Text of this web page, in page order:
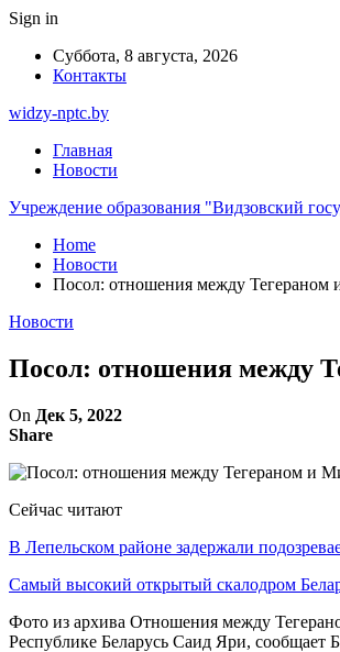
Sign in
Суббота, 8 августа, 2026
Контакты
widzy-nptc.by
Главная
Новости
Учреждение образования "Видзовский
Home
Новости
Посол: отношения между Тегераном
Новости
Посол: отношения между
On Дек 5, 2022
Share
Сейчас читают
В Лепельском районе задержали
Самый высокий открытый скалодром
Фото из архива Отношения между
Республике Беларусь Саид Яри, сообщает